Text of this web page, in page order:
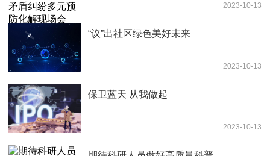
2023-10-13
“议”出社区绿色美好未来
2023-10-13
保卫蓝天 从我做起
2023-10-13